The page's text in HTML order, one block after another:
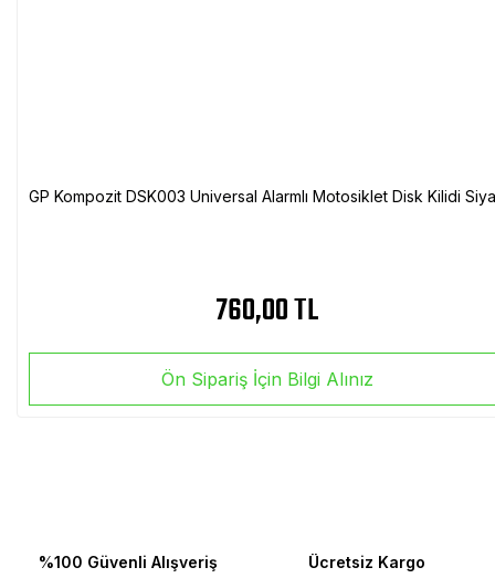
GP Kompozit DSK003 Universal Alarmlı Motosiklet Disk Kilidi
760,00 TL
Ön Sipariş İçin Bilgi Alınız
%100 Güvenli Alışveriş Ücretsiz Kargo